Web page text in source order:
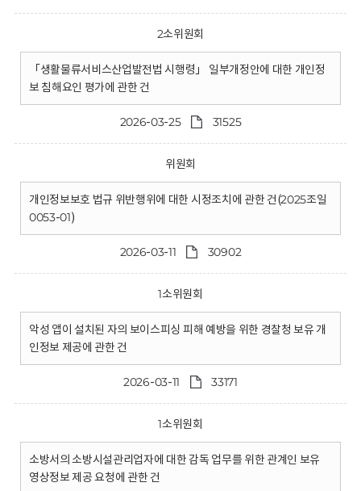
2소위원회
「생활물류서비스산업발전법 시행령」 일부개정안에 대한 개인정
보 침해요인 평가에 관한 건
2026-03-25 31525
위원회
개인정보보호 법규 위반행위에 대한 시정조치에 관한 건(2025조일
0053-01)
2026-03-11 30902
1소위원회
악성 앱이 설치된 자의 보이스피싱 피해 예방을 위한 경찰청 보유 개
인정보 제공에 관한 건
2026-03-11 33171
1소위원회
소방서의 소방시설관리업자에 대한 감독 업무를 위한 관계인 보유
영상정보 제공 요청에 관한 건